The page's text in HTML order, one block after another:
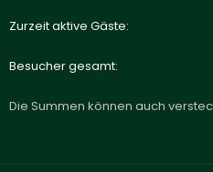
Zurzeit aktive Gäste
Besucher gesamt
Die Summen können auch